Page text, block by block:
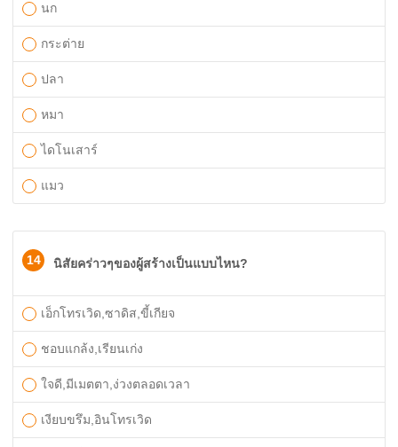
นก
กระต่าย
ปลา
หมา
ไดโนเสาร์
แมว
14 นิสัยคร่าวๆของผู้สร้างเป็นแบบไหน?
เอ็กโทรเวิด,ซาดิส,ขี้เกียจ
ชอบแกล้ง,เรียนเก่ง
ใจดี,มีเมตตา,ง่วงตลอดเวลา
เงียบขรึม,อินโทรเวิด